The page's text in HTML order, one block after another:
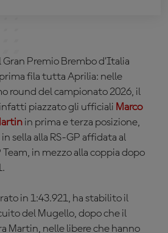
Premio Brembo d’Italia
fila tutta Aprilia: nelle
round del campionato 2026, il
piazzato gli ufficiali Marco
in prima e terza posizione,
in sella alla RS-GP affidata al
in mezzo alla coppia dopo
in 1:43.921, ha stabilito il
del Mugello, dopo che il
Martin, nelle libere che hanno